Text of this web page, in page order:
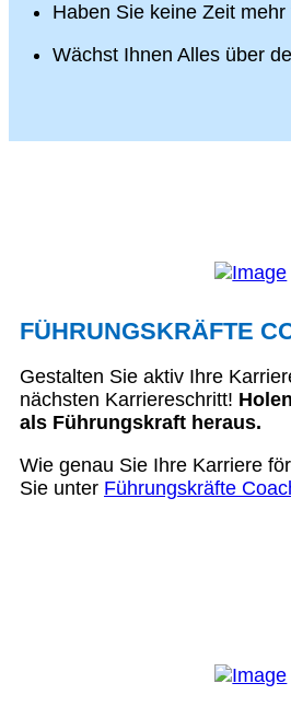
Haben Sie keine Zeit
Wächst Ihnen Alles über
FÜHRUNGSKRÄFTE
Gestalten Sie aktiv Ihre
nächsten Karriereschritt!
als Führungskraft heraus.
Wie genau Sie Ihre Karriere
Sie unter Führungskräfte